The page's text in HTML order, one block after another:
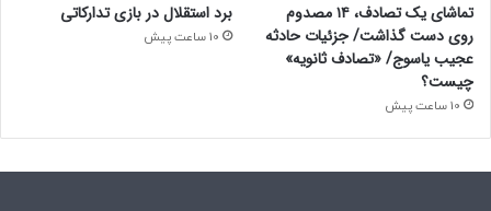
تماشای یک تصادف، ۱۴ مصدوم
روی دست گذاشت/ جزئیات حادثه
عجیب یاسوج/ «تصادف ثانویه»
چیست؟
10 ساعت پیش
برد استقلال در بازی تدارکاتی
10 ساعت پیش